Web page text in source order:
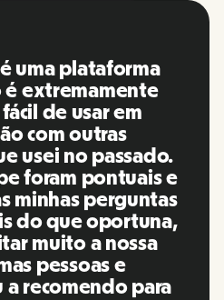
uma plataforma
é extremamente
de usar em
com outras
usei no passado.
foram pontuais e
minhas perguntas
do que oportuna,
muito a nossa
pessoas e
recomendo para